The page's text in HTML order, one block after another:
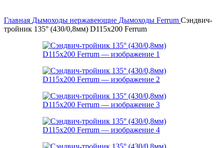
Главная Дымоходы нержавеющие Дымоходы Ferrum Сэндвич-
тройник 135° (430/0,8мм) D115х200 Ferrum